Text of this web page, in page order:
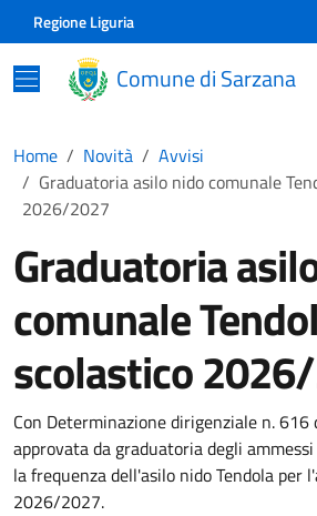
Skip to main content
Comune di Sarzana
Regione Liguria
Comune di Sarzana
Home Novità
Avvisi
Graduatoria asilo nido comunale
2026/2027
Graduatoria
comunale
scolastico
Con Determinazione dirigenziale n.
approvata da graduatoria degli
la frequenza dell'asilo nido Tendola per
2026/2027.